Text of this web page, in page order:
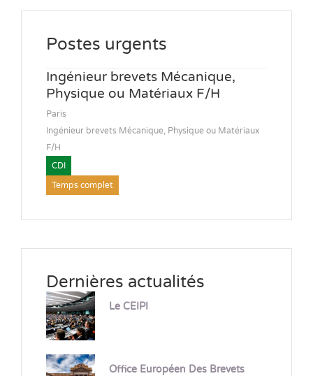
Postes urgents
Ingénieur brevets Mécanique,
Physique ou Matériaux F/H
Paris
Ingénieur brevets Mécanique, Physique ou Matériaux
F/H
CDI
Temps complet
Dernières actualités
Le CEIPI
Office Européen Des Brevets